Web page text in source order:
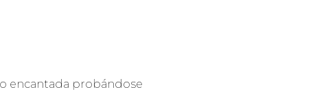
encantada probándose